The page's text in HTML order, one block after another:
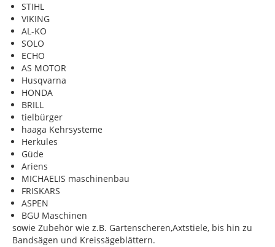
STIHL
VIKING
AL-KO
SOLO
ECHO
AS MOTOR
Husqvarna
HONDA
BRILL
tielbürger
haaga Kehrsysteme
Herkules
Güde
Ariens
MICHAELIS maschinenbau
FRISKARS
ASPEN
BGU Maschinen
sowie Zubehör wie z.B. Gartenscheren,Axtstiele, bis hin zu
Bandsägen und Kreissägeblättern.